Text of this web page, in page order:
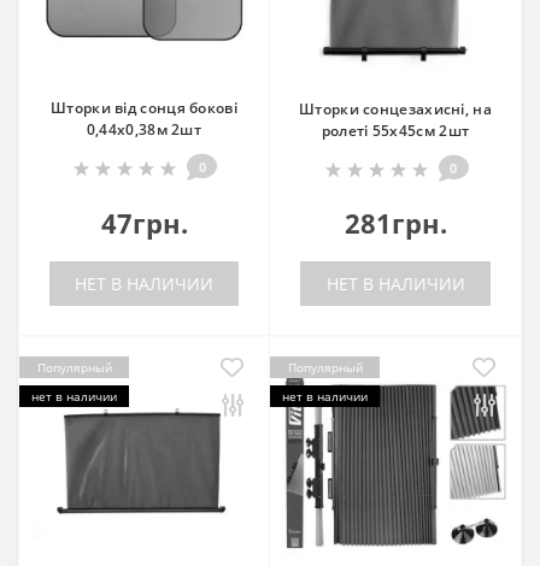
Шторки від сонця бокові
0,44x0,38м 2шт
0
47грн.
НЕТ В НАЛИЧИИ
Шторки сонцезахисні, на
ролеті 55х45см 2шт
0
281грн.
НЕТ В НАЛИЧИИ
Популярный
нет в наличии
Популярный
нет в наличии